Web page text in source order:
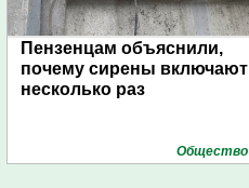
Пензенцам объяснили,
почему сирены включают
несколько раз
Общество